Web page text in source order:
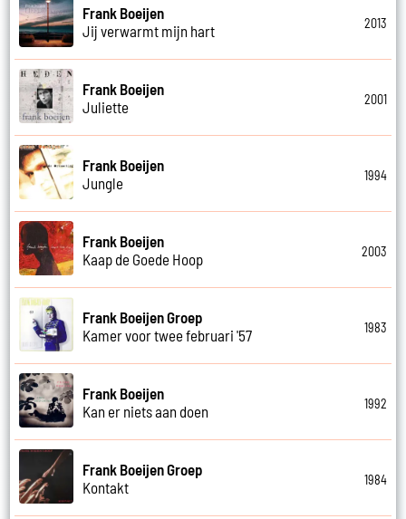
Frank Boeijen
Jij verwarmt mijn hart
2013
Frank Boeijen
Juliette
2001
Frank Boeijen
Jungle
1994
Frank Boeijen
Kaap de Goede Hoop
2003
Frank Boeijen Groep
Kamer voor twee februari '57
1983
Frank Boeijen
Kan er niets aan doen
1992
Frank Boeijen Groep
Kontakt
1984